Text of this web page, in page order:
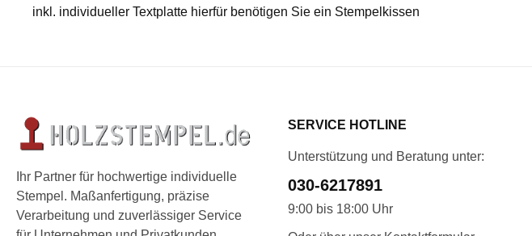
inkl. individueller Textplatte hierfür benötigen Sie ein Stempelkissen
Ihr Partner für hochwertige individuelle
Stempel. Maßanfertigung, präzise
Verarbeitung und zuverlässiger Service
SERVICE HOTLINE
Unterstützung und Beratung unter:
030-6217891
9:00 bis 18:00 Uhr